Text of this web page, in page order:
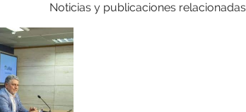
Noticias y publicaciones